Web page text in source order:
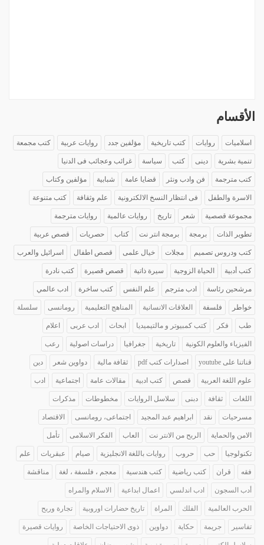
الأقسام
اسلاميات روايات كتب تاريخية مؤلفين جدد روايات عربية كتب مجمعة
تنمية بشرية دينى كتب سياسة غرائب وعجائب فى الدنيا
كتب مترجمة فن وادب ونثر قضايا عامة شبابية مؤلفين وكتاب
الاسرة والطفل فى انتظار النسخ الالكترونية علم وثقافة كتب متنوعة
مجموعة قصصية شعر تاريخ روايات عالمية روايات مترجمة
تطوير الذات برمجة برمجة انتر نت كتاب حصريات قصص عربية
كتب ودروس تصميم مجلات خيال علمى قصص اطفال اسرائيل والعرب
كتب أدبية الحياة الزوجية سيرة ذاتية قصص قصيرة كتب نادرة
مرشحين رئاسة ادب مترجم علم النفس كتب ساخرة ادب عالمي
خواطر فلسفة العلاقات الانسانية المناهج التعليمية رومانسى سلسلة
طب فكر كتب كمبيوتر و مالتيميديا ابحاث ادب عربى اعلام
الفيزياء والعلوم الكونية تاريخية جغرافيا دراسات اصولية رعب
قناتنا على youtube اصدارات كتب pdf ثقافة مالية دواوين شعر دين
علوم اللغة العربية قصص كتب ادبية مقالات عامة اجتماعية ادب
اللغات ثقافة دبنى سلاسل الروايات مخطوطات مذكرات
مسرحيات نقد ابراهيم عبد المجيد اجتماعى، رومانسى الاقتصاد
الامن والحماية الربح من الانتر نت العاب الفكر الاسلامى تأمل
تكنولوجيا حب حروب روايات باللغة الانجليزية صيام عبقريات علم
فقه قران كتب رياضية كتب هندسية معجم ، فلسفة ، لغة مناقشة
أدب السجون ادب اندلسي اعمال ابداعية الاسلام والمراه
الحرب العالمية الفلك المراة تاريخ حضارات اوروبية تجارة وربح
تفاسير جريمة حكاية دواوين ذوى الاحتياجات الخاصة روايات قصيرة